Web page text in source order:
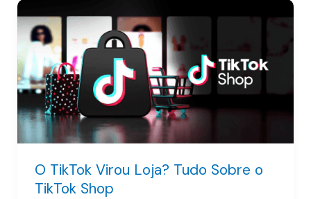
O TikTok Virou Loja? Tudo Sobre o
TikTok Shop